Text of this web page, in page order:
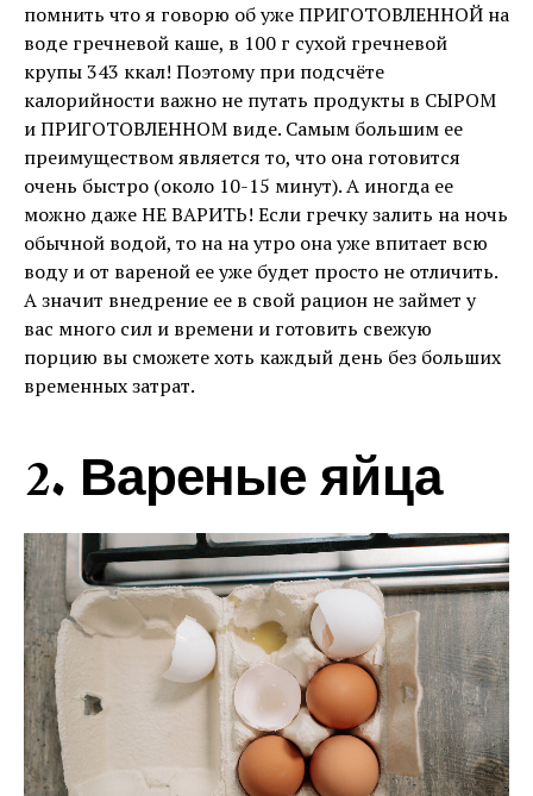
помнить что я говорю об уже ПРИГОТОВЛЕННОЙ на
воде гречневой каше, в 100 г сухой гречневой
крупы 343 ккал! Поэтому при подсчёте
калорийности важно не путать продукты в СЫРОМ
и ПРИГОТОВЛЕННОМ виде. Самым большим ее
преимуществом является то, что она готовится
очень быстро (около 10-15 минут). А иногда ее
можно даже НЕ ВАРИТЬ! Если гречку залить на ночь
обычной водой, то на на утро она уже впитает всю
воду и от вареной ее уже будет просто не отличить.
А значит внедрение ее в свой рацион не займет у
вас много сил и времени и готовить свежую
порцию вы сможете хоть каждый день без больших
временных затрат.
2. Вареные яйца